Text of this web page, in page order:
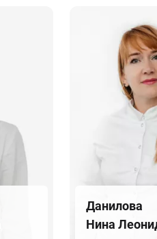
Данилова
Нина